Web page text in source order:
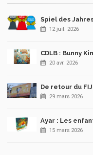
Spiel des
12 juil. 2026
CDLB : Bunny
20 avr. 2026
De retour du
29 mars 2026
Ayar : Les
15 mars 2026